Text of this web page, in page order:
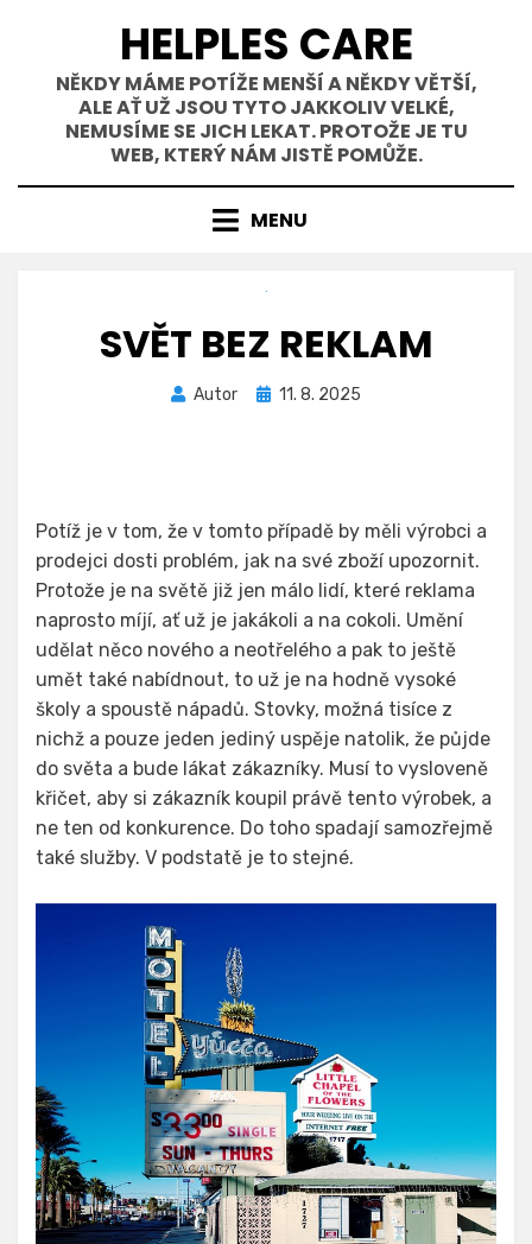
obsahu
HELPLES CARE
NĚKDY MÁME POTÍŽE MENŠÍ A NĚKDY VĚTŠÍ,
ALE AŤ UŽ JSOU TYTO JAKKOLIV VELKÉ,
NEMUSÍME SE JICH LEKAT. PROTOŽE JE TU
WEB, KTERÝ NÁM JISTĚ POMŮŽE.
MENU
SVĚT BEZ REKLAM
Autor
Zveřejněno
11. 8. 2025
Potíž je v tom, že v tomto případě by měli výrobci a
prodejci dosti problém, jak na své zboží upozornit.
Protože je na světě již jen málo lidí, které reklama
naprosto míjí, ať už je jakákoli a na cokoli. Umění
udělat něco nového a neotřelého a pak to ještě
umět také nabídnout, to už je na hodně vysoké
školy a spoustě nápadů. Stovky, možná tisíce z
nichž a pouze jeden jediný uspěje natolik, že půjde
do světa a bude lákat zákazníky. Musí to vysloveně
křičet, aby si zákazník koupil právě tento výrobek, a
ne ten od konkurence. Do toho spadají samozřejmě
také služby. V podstatě je to stejné.